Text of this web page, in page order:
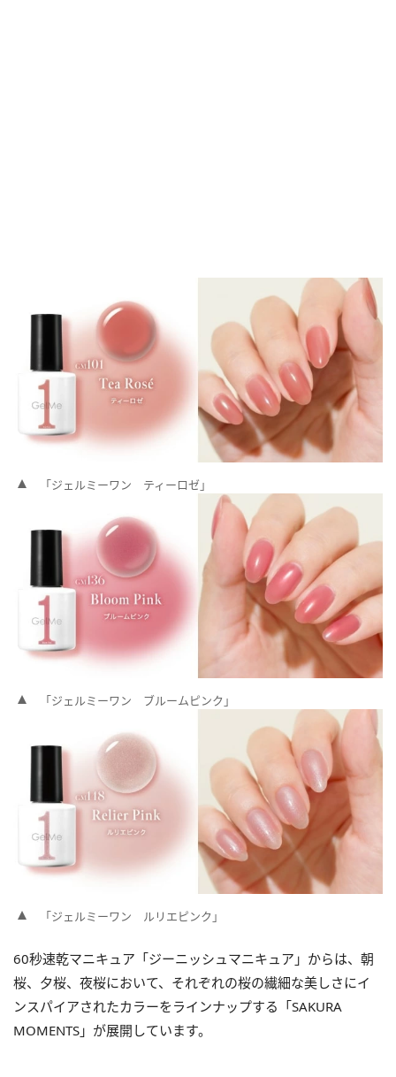
「ジェルミーワン ティーロゼ」
「ジェルミーワン ブルームピンク」
「ジェルミーワン ルリエピンク」
60秒速乾マニキュア「ジーニッシュマニキュア」からは、朝
桜、夕桜、夜桜において、それぞれの桜の繊細な美しさにイ
ンスパイアされたカラーをラインナップする「SAKURA
MOMENTS」が展開しています。